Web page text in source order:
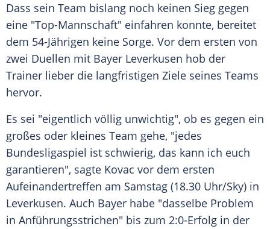
Dass sein Team bislang noch keinen Sieg gegen
eine "Top-Mannschaft" einfahren konnte, bereitet
dem 54-Jährigen keine Sorge. Vor dem ersten von
zwei Duellen mit Bayer Leverkusen hob der
Trainer lieber die langfristigen Ziele seines Teams
hervor.
Es sei "eigentlich völlig unwichtig", ob es gegen ein
großes oder kleines Team gehe, "jedes
Bundesligaspiel ist schwierig, das kann ich euch
garantieren", sagte Kovac vor dem ersten
Aufeinandertreffen am Samstag (18.30 Uhr/Sky) in
Leverkusen. Auch Bayer habe "dasselbe Problem
in Anführungsstrichen" bis zum 2:0-Erfolg in der